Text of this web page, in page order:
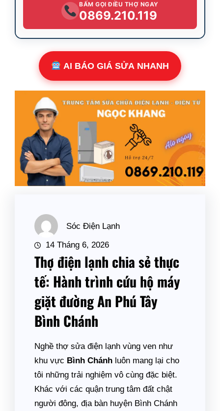
BẤM GỌI ĐIỀU THỢ NGAY
0869.210.119
AI BÁO GIÁ SỬA NHANH
Sóc Điện Lạnh
14 Tháng 6, 2026
Thợ điện lạnh chia sẻ thực
tế: Hành trình cứu hộ máy
giặt đường An Phú Tây
Bình Chánh
Nghề thợ sửa điện lạnh vùng ven như
khu vực Bình Chánh luôn mang lại cho
tôi những trải nghiệm vô cùng đặc biệt.
Khác với các quận trung tâm đất chật
người đông, địa bàn huyện Bình Chánh